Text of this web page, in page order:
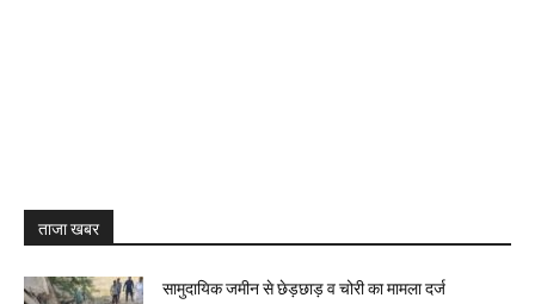
ताजा खबर
सामुदायिक जमीन से छेड़छाड़ व चोरी का मामला दर्ज